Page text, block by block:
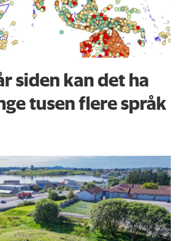
siden kan det ha
tusen flere språk